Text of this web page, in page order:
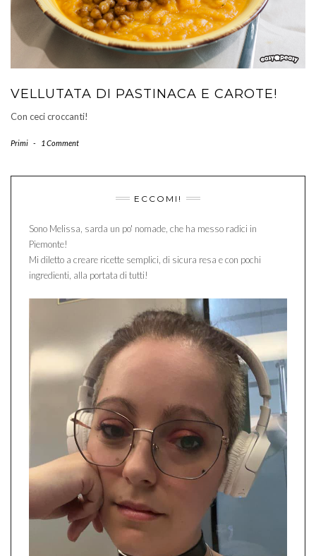
VELLUTATA DI PASTINACA E CAROTE!
Con ceci croccanti!
Primi - 1 Comment
ECCOMI!
Sono Melissa, sarda un po' nomade, che ha messo radici in
Piemonte!
Mi diletto a creare ricette semplici, di sicura resa e con pochi
ingredienti, alla portata di tutti!